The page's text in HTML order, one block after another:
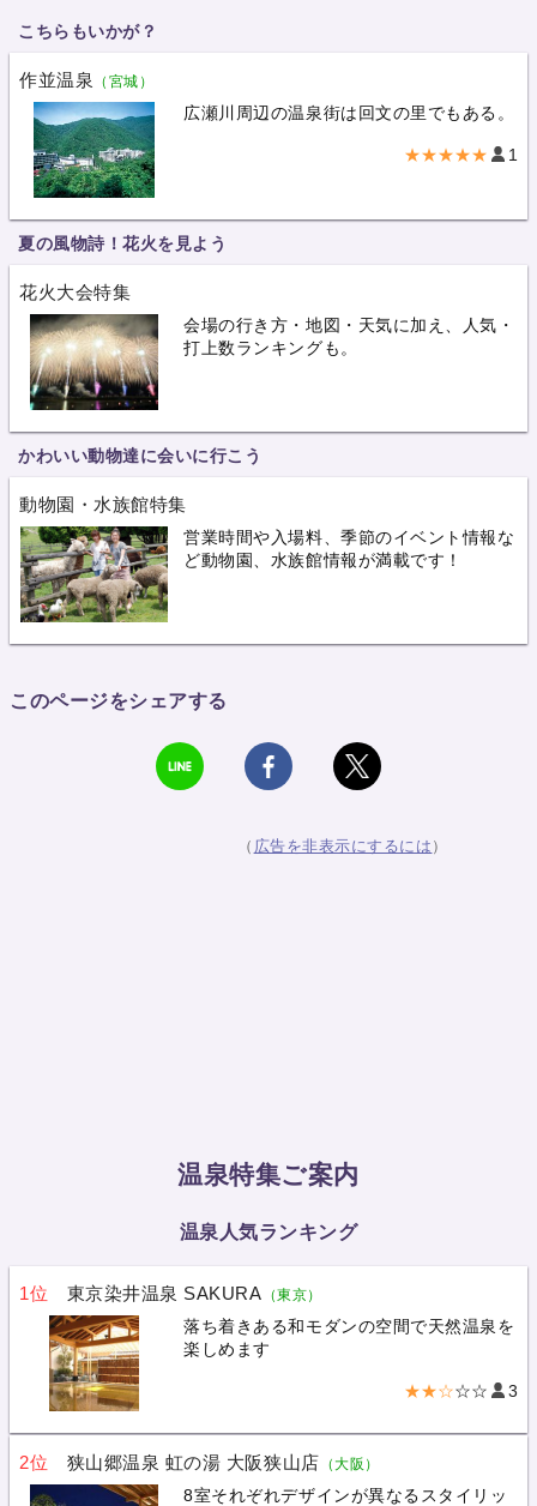
こちらもいかが？
作並温泉 （宮城）
広瀬川周辺の温泉街は回文の里でもある。
★★★★★ 1
夏の風物詩！花火を見よう
花火大会特集
会場の行き方・地図・天気に加え、人気・
打上数ランキングも。
かわいい動物達に会いに行こう
動物園・水族館特集
営業時間や入場料、季節のイベント情報な
ど動物園、水族館情報が満載です！
このページをシェアする
（ 広告を非表示にするには ）
温泉特集ご案内
温泉人気ランキング
1位 東京染井温泉 SAKURA （東京）
落ち着きある和モダンの空間で天然温泉を
楽しめます
★★☆☆☆ 3
2位 狭山郷温泉 虹の湯 大阪狭山店 （大阪）
8室それぞれデザインが異なるスタイリッ